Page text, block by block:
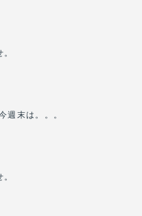
週末は。。。